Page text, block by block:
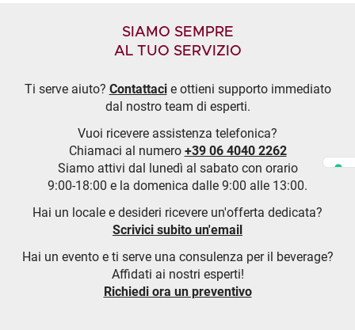
SIAMO SEMPRE
AL TUO SERVIZIO
Ti serve aiuto? Contattacie ottieni supporto immediato
dal nostro team di esperti.
Vuoi ricevere assistenza telefonica?
Chiamaci al numero +39 06 4040 2262
Siamo attivi dal lunedì al sabato con orario
9:00-18:00 e la domenica dalle 9:00 alle 13:00.
Hai un locale e desideri ricevere un'offerta dedicata?
Scrivici subito un'email
Hai un evento e ti serve una consulenza per il beverage?
Affidati ai nostri esperti!
Richiedi ora un preventivo